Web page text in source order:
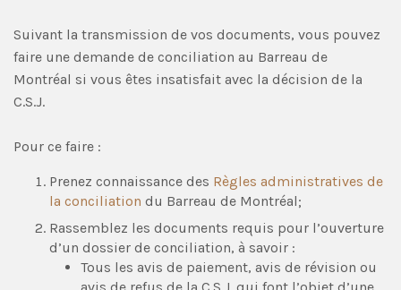
Suivant la transmission de vos documents, vous pouvez
faire une demande de conciliation au Barreau de
Montréal si vous êtes insatisfait avec la décision de la
C.S.J.
Pour ce faire :
Prenez connaissance des Règles administratives de
la conciliation du Barreau de Montréal;
Rassemblez les documents requis pour l’ouverture
d’un dossier de conciliation, à savoir :
Tous les avis de paiement, avis de révision ou
avis de refus de la C.S.J. qui font l’objet d’une